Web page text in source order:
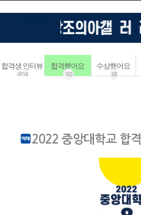
합격생 인터뷰
4114
합격했어요
183
수상했어요
68
2022 중앙대학교 합격